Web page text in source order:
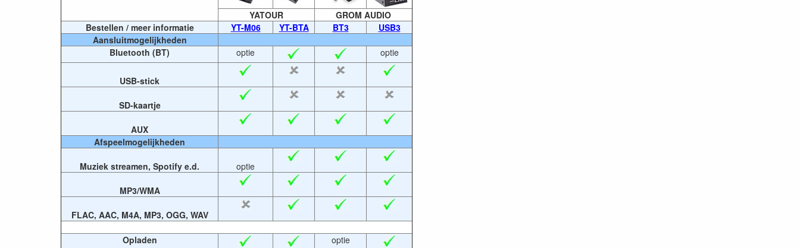
YATOUR
GROM AUDIO
Bestellen / meer informatie
YT-M06 YT-BTA BT3
USB3
Aansluitmogelijkheden
Bluetooth (BT)
optie optie
USB-stick
SD-kaartje
AUX
Afspeelmogelijkheden
Muziek streamen, Spotify e.d. optie
MP3/WMA
FLAC, AAC, M4A, MP3, OGG, WAV
Opladen optie